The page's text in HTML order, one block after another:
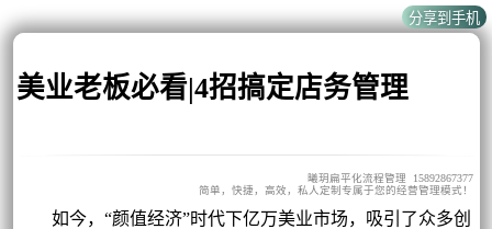
美业老板必看|4招搞定店务管理
曦玥扁平化流程管理 15892867377
简单，快捷，高效，私人定制专属于您的经营管理模式！
如今，“颜值经济”时代下亿万美业市场，吸引了众多创